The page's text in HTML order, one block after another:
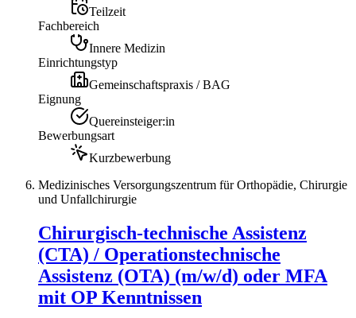
Teilzeit
Fachbereich
Innere Medizin
Einrichtungstyp
Gemeinschaftspraxis / BAG
Eignung
Quereinsteiger:in
Bewerbungsart
Kurzbewerbung
Medizinisches Versorgungszentrum für Orthopädie, Chirurgie
und Unfallchirurgie
Chirurgisch-technische Assistenz
(CTA) / Operationstechnische
Assistenz (OTA) (m/w/d) oder MFA
mit OP Kenntnissen